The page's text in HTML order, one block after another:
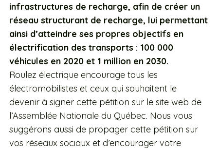
infrastructures de recharge, afin de créer un
réseau structurant de recharge, lui permettant
ainsi d’atteindre ses propres objectifs en
électrification des transports : 100 000
véhicules en 2020 et 1 million en 2030.
Roulez électrique encourage tous les
électromobilistes et ceux qui souhaitent le
devenir à signer cette pétition sur le site web de
l’Assemblée Nationale du Québec. Nous vous
suggérons aussi de propager cette pétition sur
vos réseaux sociaux et d’encourager votre